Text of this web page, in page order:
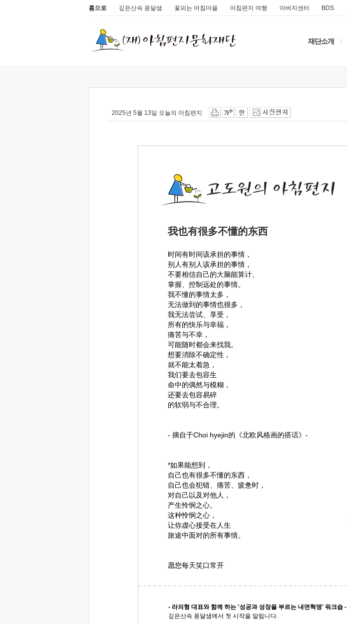
홈으로 깊은산속 옹달샘 꽃피는 아침마을 아침편지 여행 아버지센터 BDS
재단소개
2025년 5월 13일 오늘의 아침편지
我也有很多不懂的东西
时间有时间该承担的事情，
别人有别人该承担的事情，
不要相信自己的大脑能算计、
掌握、控制远处的事情。
我不懂的事情太多，
无法做到的事情也很多，
我无法尝试、享受，
所有的快乐与幸福，
痛苦与不幸，
可能随时都会来找我。
想要消除不确定性，
就不能太着急，
我们要去包容生
命中的偶然与模糊，
还要去包容易碎
的软弱与不合理。
- 摘自于Choi hyejin的《北欧风格画的搭话》-
*如果能想到，
自己也有很多不懂的东西，
自己也会犯错、痛苦、疲惫时，
对自己以及对他人，
产生怜悯之心。
这种怜悯之心，
让你虚心接受在人生
旅途中面对的所有事情。
愿您每天笑口常开
- 라의형 대표와 함께 하는 '성공과 성장을 부르는 내면혁명' 워크숍 -
깊은산속 옹달샘에서 첫 시작을 알립니다.